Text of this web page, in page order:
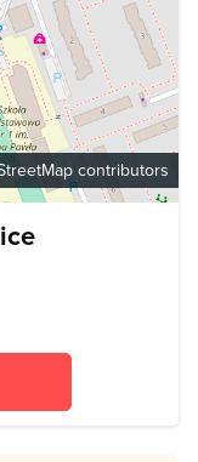
contributors